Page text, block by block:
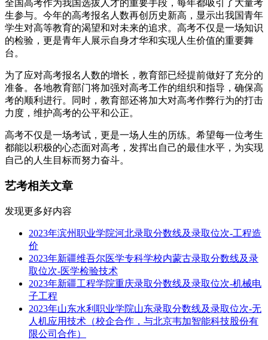
全国高考作为我国选拔人才的重要手段，每年都吸引了大量考
生参与。今年的高考报名人数再创历史新高，显示出我国青年
学生对高等教育的渴望和对未来的追求。高考不仅是一场知识
的检验，更是青年人展示自身才华和实现人生价值的重要舞
台。
为了应对高考报名人数的增长，教育部已经提前做好了充分的
准备。各地教育部门将加强对高考工作的组织和指导，确保高
考的顺利进行。同时，教育部还将加大对高考作弊行为的打击
力度，维护高考的公平和公正。
高考不仅是一场考试，更是一场人生的历练。希望每一位考生
都能以积极的心态面对高考，发挥出自己的最佳水平，为实现
自己的人生目标而努力奋斗。
艺考相关文章
发现更多好内容
2023年滨州职业学院河北录取分数线及录取位次-工程造
价
2023年新疆维吾尔医学专科学校内蒙古录取分数线及录
取位次-医学检验技术
2023年新疆工程学院重庆录取分数线及录取位次-机械电
子工程
2023年山东水利职业学院山东录取分数线及录取位次-无
人机应用技术（校企合作，与北京韦加智能科技股份有
限公司合作）